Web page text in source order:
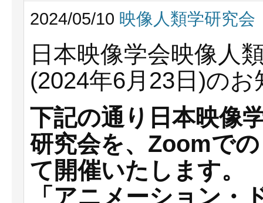
2024/05/10 映像人類学研究会
日本映像学会映像人
(2024年6月23日)のお
下記の通り日本映像
研究会を、Zoomで
て開催いたします。
「アニメーション・